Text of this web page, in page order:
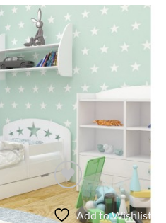
Add to Wishlist